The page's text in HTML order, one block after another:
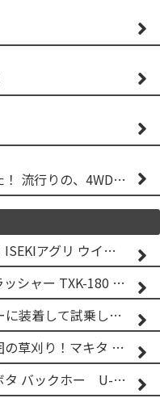
今日は、乗用草刈機の納品でした！ 流行りの、4WD！ #イセキアグリ #オーレック #四駆 #増税間近
ウイングモアで畦草刈りに挑戦！ISEKIアグリ ウイングモア WM746AF
石が一瞬で砕ける！ストーンクラッシャー TXK-180 実演
自動操舵CHCNAVをBFトラクターに装着して試乗してみた！！ CHCNAV NX610
押すだけカンタン！ラクに広範囲の草刈り！マキタ バッテリー式草刈り機 MUG001G 2
現場が、もっと楽しくなる！クボタ バックホー U-25-3A